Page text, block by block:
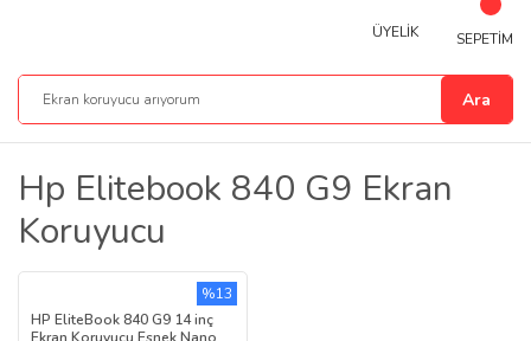
Ara
ÜYELİK SEPETİM
Hp Elitebook 840 G9 Ekran
Koruyucu
HP EliteBook 840 G9 14 inç
%13